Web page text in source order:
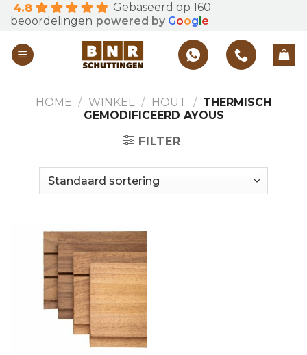
Skip
to
content
4.8
Gebaseerd op 160
beoordelingen powered by Goog e
HOME / WINKEL / HOUT / THERMISCH
GEMODIFICEERD AYOUS
FILTER